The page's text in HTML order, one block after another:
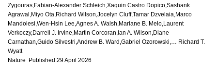
Zygouras,Fabian-Alexander Schleich,Xaquin Castro Dopico,Sashank
Agrawal,Miyo Ota,Richard Wilson,Jocelyn Cluff,Tamar Dzvelaia,Marco
Mandolesi,Wen-Hsin Lee,Agnes A. Walsh,Mariane B. Melo,Laurent
Verkoczy,Darrell J. Irvine,Martin Corcoran,Ian A. Wilson,Diane
Carnathan,Guido Silvestri,Andrew B. Ward,Gabriel Ozorowski,… Richard T.
Wyatt
Nature Published:29 April 2026